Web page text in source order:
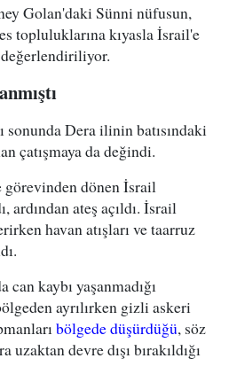
Golan'daki Sünni nüfusun,
topluluklarına kıyasla İsrail'e
değerlendiriliyor.
Dera ilinin batısındaki
çatışmaya da değindi.
görevinden dönen İsrail
ardından ateş açıldı. İsrail
havan atışları ve taarruz
can kaybı yaşanmadığı
ayrılırken gizli askeri
bölgede düşürdüğü, söz
uzaktan devre dışı bırakıldığı